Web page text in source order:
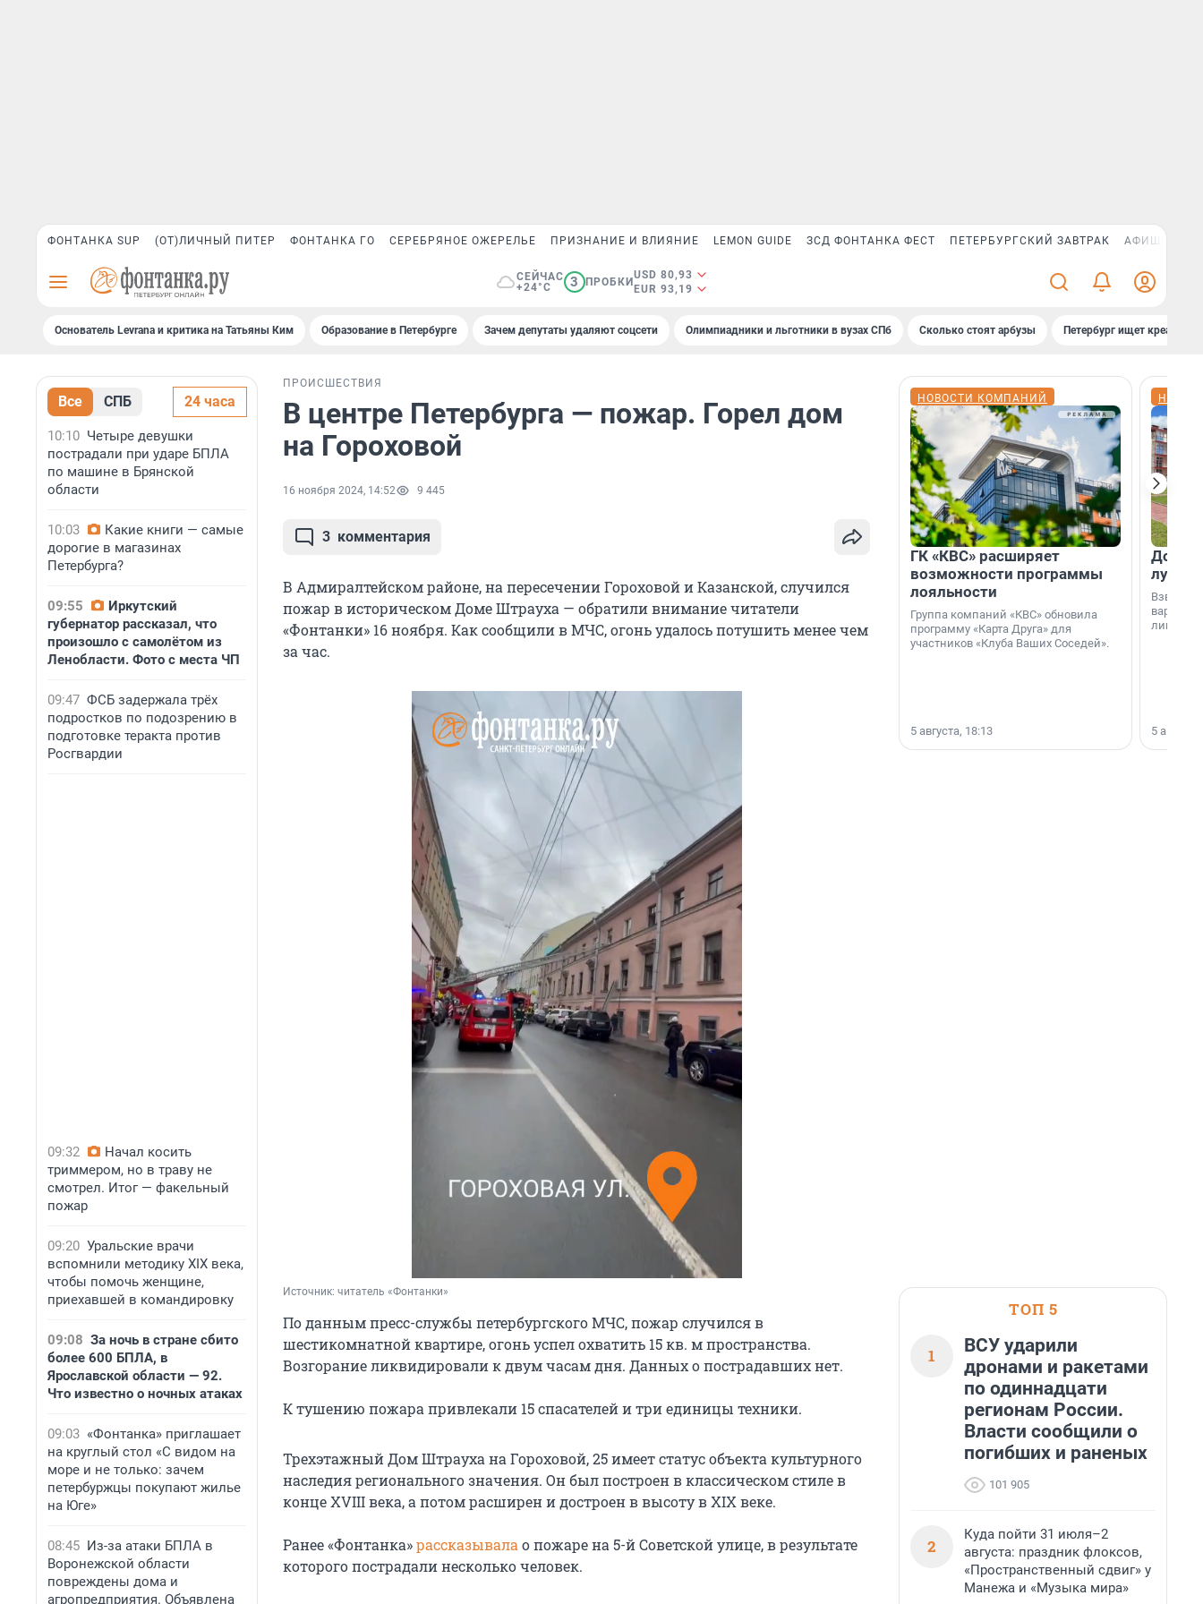
ФОНТАНКА SUP (ОТ)ЛИЧНЫЙ ПИТЕР ФОНТАНКА ГО СЕРЕБРЯНОЕ ОЖЕРЕЛЬЕ ПРИЗНАНИЕ И ВЛИЯНИЕ LEMON GUIDE ЗСД ФОНТАНКА ФЕСТ ПЕТЕРБУРГСКИЙ ЗАВТРАК АФИША PLUS
СЕЙЧАС
+24°C
3 ПРОБКИ
USD 80,93
EUR 93,19
Основатель Levrana и критика на Татьяны Ким Образование в Петербурге Зачем депутаты удаляют соцсети Олимпиадники и льготники в вузах СПб Сколько стоят арбузы Петербург ищет креатив
Все СПБ 24 часа
10:10 Четыре девушки
пострадали при ударе БПЛА
по машине в Брянской
области
10:03
Какие книги — самые
дорогие в магазинах
Петербурга?
09:55
Иркутский
губернатор рассказал, что
произошло с самолётом из
Ленобласти. Фото с места ЧП
09:47 ФСБ задержала трёх
подростков по подозрению в
подготовке теракта против
Росгвардии
09:32
Начал косить
триммером, но в траву не
смотрел. Итог — факельный
пожар
09:20 Уральские врачи
вспомнили методику XIX века,
чтобы помочь женщине,
приехавшей в командировку
09:08 За ночь в стране сбито
более 600 БПЛА, в
Ярославской области — 92.
Что известно о ночных атаках
09:03 «Фонтанка» приглашает
на круглый стол «С видом на
море и не только: зачем
петербуржцы покупают жилье
на Юге»
08:45 Из-за атаки БПЛА в
Воронежской области
повреждены дома и
агропредприятия. Объявлена
ПРОИСШЕСТВИЯ
В центре Петербурга — пожар. Горел дом
на Гороховой
16 ноября 2024, 14:52 9 445
3 комментария
В Адмиралтейском районе, на пересечении Гороховой и Казанской, случился
пожар в историческом Доме Штрауха — обратили внимание читатели
«Фонтанки» 16 ноября. Как сообщили в МЧС, огонь удалось потушить менее чем
за час.
Источник: читатель «Фонтанки»
По данным пресс-службы петербургского МЧС, пожар случился в
шестикомнатной квартире, огонь успел охватить 15 кв. м пространства.
Возгорание ликвидировали к двум часам дня. Данных о пострадавших нет.
К тушению пожара привлекали 15 спасателей и три единицы техники.
Трехэтажный Дом Штрауха на Гороховой, 25 имеет статус объекта культурного
наследия регионального значения. Он был построен в классическом стиле в
конце XVIII века, а потом расширен и достроен в высоту в XIX веке.
Ранее «Фонтанка»рассказывала о пожаре на 5-й Советской улице, в результате
которого пострадали несколько человек.
НОВОСТИ КОМПАНИЙ
ГК «КВС» расширяет
возможности программы
лояльности
Группа компаний «КВС» обновила
программу «Карта Друга» для
участников «Клуба Ваших Соседей».
5 августа, 18:13
Дом
лучше
лишнего
5
ТОП 5
1
ВСУ ударили
дронами и ракетами
по одиннадцати
регионам России.
Власти сообщили о
погибших и раненых
101 905
2
Куда пойти 31 июля–2
августа: праздник флоксов,
«Пространственный сдвиг» у
Манежа и «Музыка мира»